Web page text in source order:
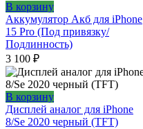
В корзину
Аккумулятор Акб для iPhone
15 Pro (Под привязку/
Подлинность)
3 100 ₽
В корзину
Дисплей аналог для iPhone
8/Se 2020 черный (TFT)